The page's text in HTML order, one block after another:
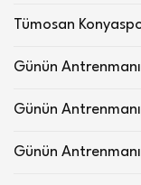
Tümosan
Günün
Günün
Günün